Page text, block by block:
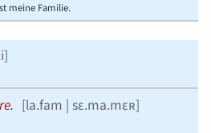
meine Familie.
]
. [la.fam | sɛ.ma.mɛʀ]